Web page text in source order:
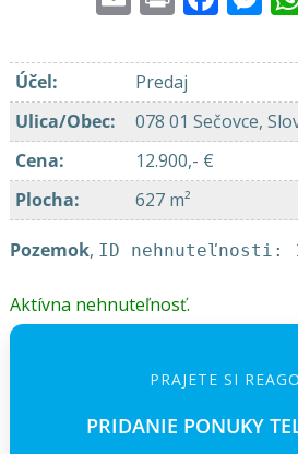
Účel:
Predaj
Ulica/Obec:
078 01 Sečovce,
Cena:
12.900,- €
Plocha: 627 m²
Pozemok, ID nehnuteľnosti:
Aktívna nehnuteľnosť.
PRAJETE SI
PRIDANIE PONUKY